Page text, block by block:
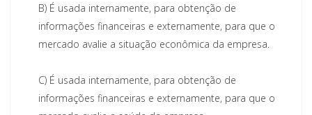
B) É usada internamente, para obtenção de
informações financeiras e externamente, para que o
mercado avalie a situação econômica da empresa.
C) É usada internamente, para obtenção de
informações financeiras e externamente, para que o